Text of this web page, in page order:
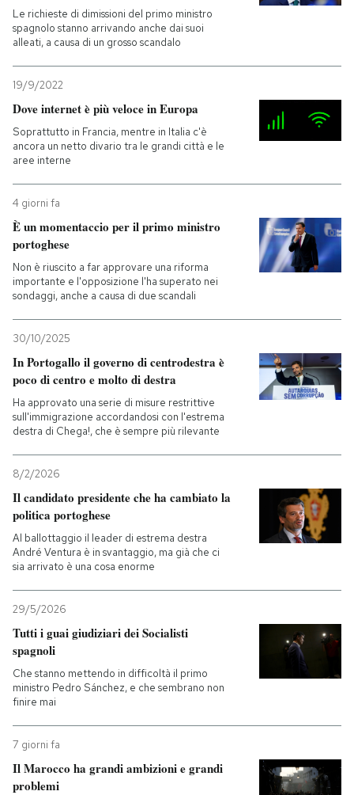
CALENDARIO
Le richieste di dimissioni del primo ministro
spagnolo stanno arrivando anche dai suoi
alleati, a causa di un grosso scandalo
19/9/2022
Dove internet è più veloce in Europa
Soprattutto in Francia, mentre in Italia c'è
ancora un netto divario tra le grandi città e le
aree interne
4 giorni fa
È un momentaccio per il primo ministro
portoghese
Non è riuscito a far approvare una riforma
importante e l'opposizione l'ha superato nei
sondaggi, anche a causa di due scandali
30/10/2025
In Portogallo il governo di centrodestra è
poco di centro e molto di destra
Ha approvato una serie di misure restrittive
sull'immigrazione accordandosi con l'estrema
destra di Chega!, che è sempre più rilevante
8/2/2026
Il candidato presidente che ha cambiato la
politica portoghese
Al ballottaggio il leader di estrema destra
André Ventura è in svantaggio, ma già che ci
sia arrivato è una cosa enorme
29/5/2026
Tutti i guai giudiziari dei Socialisti
spagnoli
Che stanno mettendo in difficoltà il primo
ministro Pedro Sánchez, e che sembrano non
finire mai
7 giorni fa
Il Marocco ha grandi ambizioni e grandi
problemi